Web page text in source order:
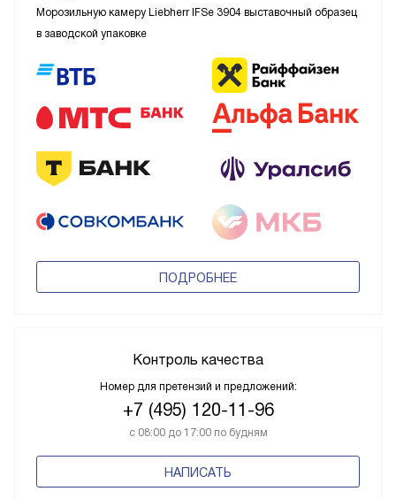
Морозильную камеру Liebherr IFSe 3904 выставочный образец
в заводской упаковке
ПОДРОБНЕЕ
Контроль качества
Номер для претензий и предложений:
+7 (495) 120-11-96
с 08:00 до 17:00 по будням
НАПИСАТЬ